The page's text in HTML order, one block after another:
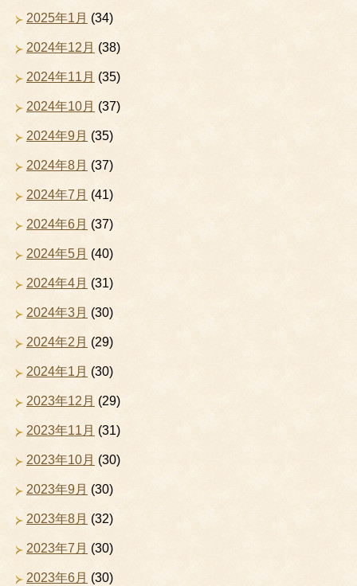
2025年1月 (34)
2024年12月 (38)
2024年11月 (35)
2024年10月 (37)
2024年9月 (35)
2024年8月 (37)
2024年7月 (41)
2024年6月 (37)
2024年5月 (40)
2024年4月 (31)
2024年3月 (30)
2024年2月 (29)
2024年1月 (30)
2023年12月 (29)
2023年11月 (31)
2023年10月 (30)
2023年9月 (30)
2023年8月 (32)
2023年7月 (30)
2023年6月 (30)